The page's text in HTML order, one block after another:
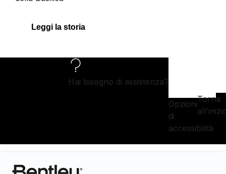
Leggi la storia
Hai bisogno di assistenza?
Opzioni
di
accessibilità
Torna